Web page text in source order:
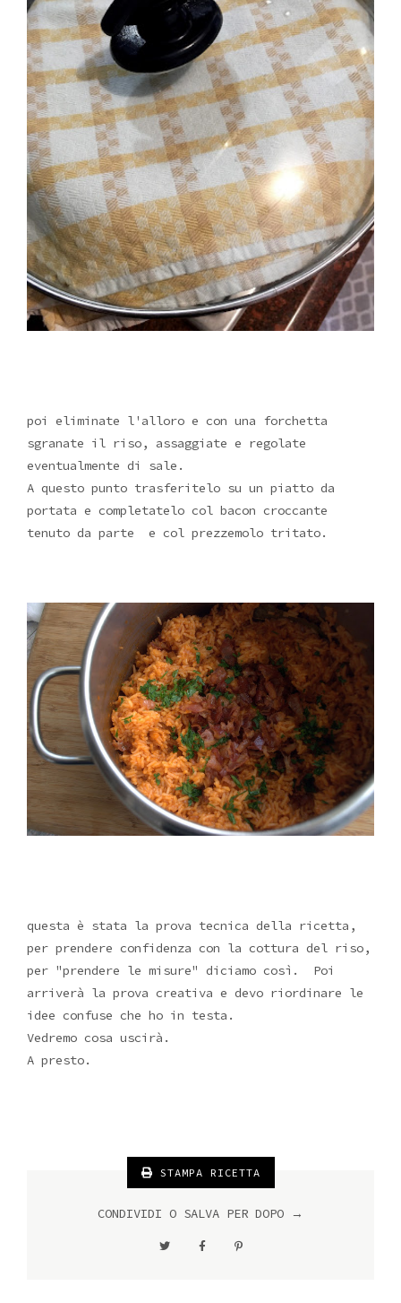
poi eliminate l'alloro e con una forchetta
sgranate il riso, assaggiate e regolate
eventualmente di sale.
A questo punto trasferitelo su un piatto da
portata e completatelo col bacon croccante
tenuto da parte e col prezzemolo tritato.
questa è stata la prova tecnica della ricetta,
per prendere confidenza con la cottura del riso,
per "prendere le misure" diciamo così. Poi
arriverà la prova creativa e devo riordinare le
idee confuse che ho in testa.
Vedremo cosa uscirà.
A presto.
STAMPA RICETTA
CONDIVIDI O SALVA PER DOPO →